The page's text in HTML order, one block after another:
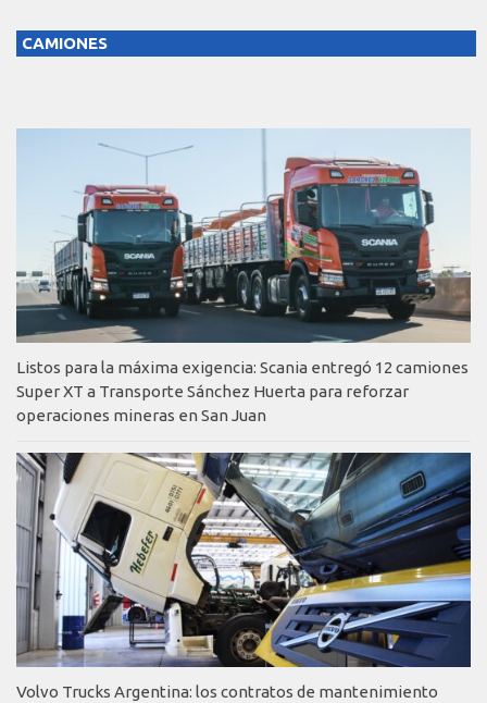
CAMIONES
Listos para la máxima exigencia: Scania entregó 12 camiones
Super XT a Transporte Sánchez Huerta para reforzar
operaciones mineras en San Juan
Volvo Trucks Argentina: los contratos de mantenimiento